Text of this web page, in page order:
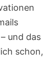
und das
schon,